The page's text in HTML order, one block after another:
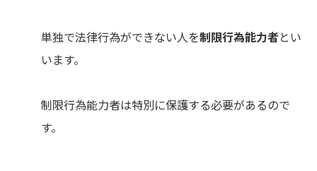
単独で法律行為ができない人を制限行為能力者とい
います。
制限行為能力者は特別に保護する必要があるので
す。